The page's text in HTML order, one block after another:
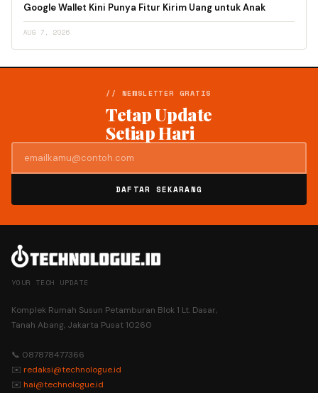
Google Wallet Kini Punya Fitur Kirim Uang untuk Anak
AUG 7, 2026
// NEWSLETTER GRATIS
Tetap Update
Setiap Hari
DAFTAR SEKARANG
YOUR TECH UPDATE
Komplek Rumah Susun Petamburan Blok 1 Lt. Dasar,
Tanah Abang, Jakarta Pusat 10260
📞 087878477366
✉️ redaksi@technologue.id
✉️ hai@technologue.id